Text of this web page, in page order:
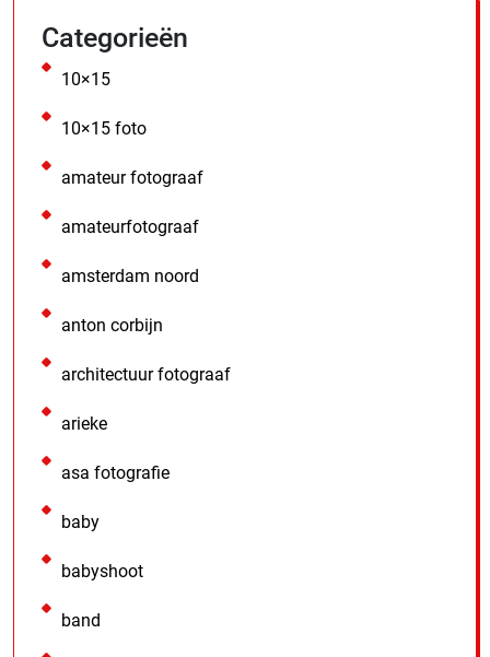
Categorieën
10×15
10×15 foto
amateur fotograaf
amateurfotograaf
amsterdam noord
anton corbijn
architectuur fotograaf
arieke
asa fotografie
baby
babyshoot
band